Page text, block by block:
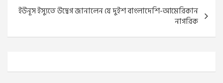
ইউনূস ইস্যুতে উদ্বেগ জানালেন যে দুইশ বাংলাদেশি-আমেরিকান
নাগরিক